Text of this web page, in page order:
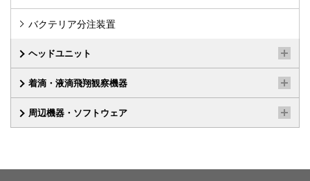
バクテリア分注装置
ヘッドユニット
着滴・液滴飛翔観察機器
周辺機器・ソフトウェア